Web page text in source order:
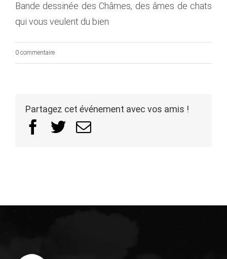
Bande dessinée des Châmes, des âmes de chats
qui vous veulent du bien
0 commentaire
Partagez cet événement avec vos amis !
Facebook
TwitterEmail